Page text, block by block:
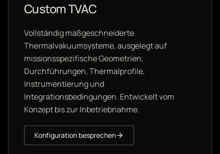
Custom TVAC
Vollständig maßgeschneiderte
Thermalvakuumsysteme, ausgelegt auf
missionsspezifische Geometrien,
Durchführungen, Thermalprofile,
Instrumentierung und
Integrationsbedingungen. Entwickelt vom
Konzept bis zur Inbetriebnahme.
Konfiguration besprechen